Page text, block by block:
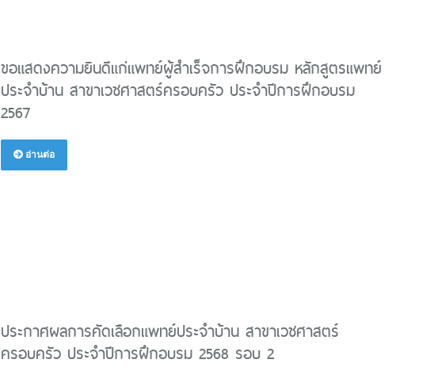
ขอแสดงความยินดีแก่แพทย์ผู้สำเร็จการฝึกอบรม หลักสูตรแพทย์
ประจำบ้าน สาขาเวชศาสตร์ครอบครัว ประจำปีการฝึกอบรม
2567
อ่านต่อ
ประกาศผลการคัดเลือกแพทย์ประจำบ้าน สาขาเวชศาสตร์
ครอบครัว ประจำปีการฝึกอบรม 2568 รอบ 2